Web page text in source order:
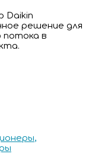
Daikin
решение для
потока в
,